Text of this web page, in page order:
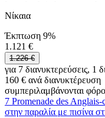
Νίκαια
Έκπτωση 9%
1.121 €
1.226 €
για 7 διανυκτερεύσεις, 1
160 € ανά διανυκτέρευση
συμπεριλαμβάνονται
7 Promenade des
στην παραλία με πισίνα